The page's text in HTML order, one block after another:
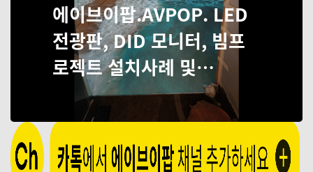
에이브이팝.AVPOP. LED
전광판, DID 모니터, 빔프
로젝트 설치사례 및…